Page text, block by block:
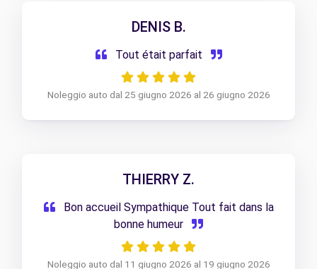
DENIS B.
Tout était parfait
Noleggio auto dal 25 giugno 2026 al 26 giugno 2026
THIERRY Z.
Bon accueil Sympathique Tout fait dans la
bonne humeur
Noleggio auto dal 11 giugno 2026 al 19 giugno 2026